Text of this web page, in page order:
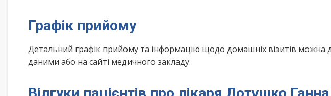
Графік прийому
Детальний графік прийому та інформацію щодо домашніх візитів можна
даними або на сайті медичного закладу.